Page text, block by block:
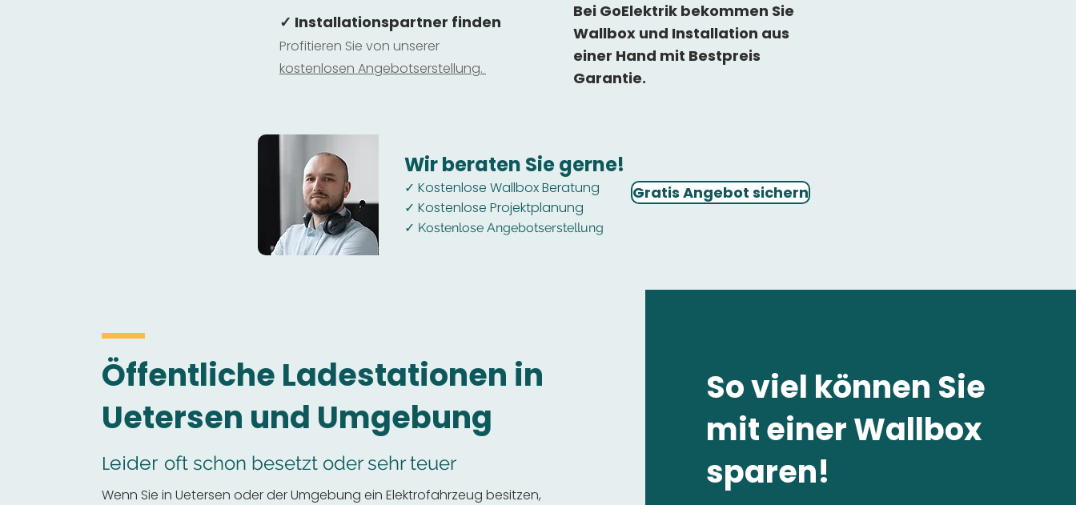
✓ Installationspartner finden
Profitieren Sie von unserer
kostenlosen Angebotserstellung.
Bei GoElektrik bekommen Sie
Wallbox und Installation aus
einer Hand mit Bestpreis
Garantie.
Wir beraten Sie gerne!
✓ Kostenlose Wallbox Beratung
✓ Kostenlose Projektplanung
✓ Kostenlose Angebotserstellung
Gratis Angebot sichern
Öffentliche Ladestationen in
Uetersen und Umgebung
Leider oft schon besetzt oder sehr teuer
Wenn Sie in Uetersen oder der Umgebung ein Elektrofahrzeug besitzen,
So viel können Sie
mit einer Wallbox
sparen!